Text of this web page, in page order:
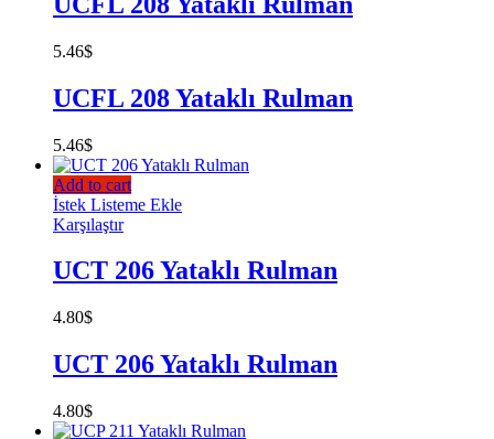
5.46$
UCFL 208 Yataklı Rulman
5.46$
Add to cart
İstek Listeme Ekle
Karşılaştır
UCT 206 Yataklı Rulman
4.80$
UCT 206 Yataklı Rulman
4.80$